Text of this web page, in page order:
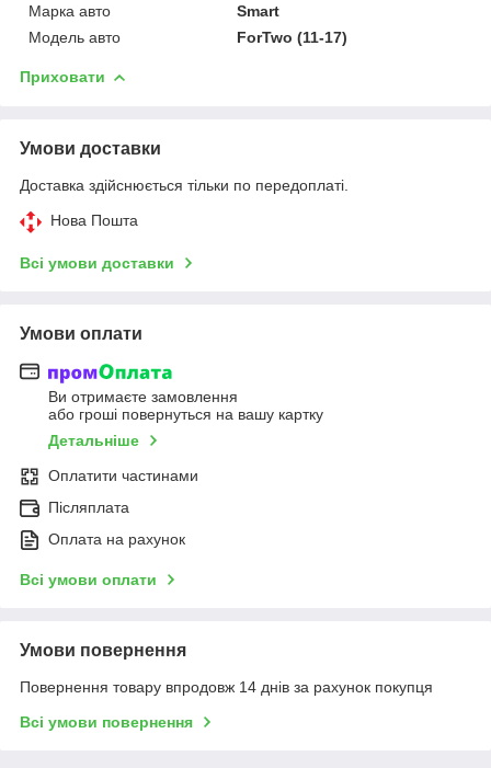
Марка авто
Smart
Модель авто
ForTwo (11-17)
Приховати
Умови доставки
Доставка здійснюється тільки по передоплаті.
Нова Пошта
Всі умови доставки
Умови оплати
Ви отримаєте замовлення
або гроші повернуться на вашу картку
Детальніше
Оплатити частинами
Післяплата
Оплата на рахунок
Всі умови оплати
Умови повернення
Повернення товару впродовж 14 днів за рахунок покупця
Всі умови повернення